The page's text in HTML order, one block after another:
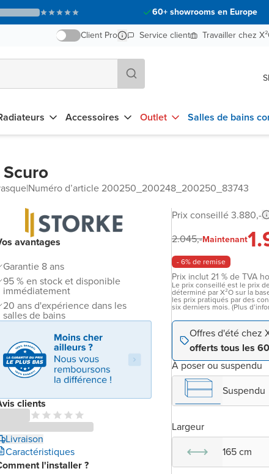
60+ showrooms en Europe
Client Pro
Service client Travailler chez
Accessoires Outlet Salles de bains
|Numéro d’article 200250_200248_200250_83743
avantages
Garantie 8 ans
95 % en stock et disponible
immédiatement
20 ans d'expérience dans les
salles de bains
clients
Livraison
Caractéristiques
l'installer ?
Prix conseillé 3.880,-
2.045,-Maintenant
- 6% de remise
Prix inclut 21 % de TVA
Le prix conseillé est le prix
déterminé par X²O sur la
les prix pratiqués par des
six derniers mois. (Plus
Offres d'été chez
offerts tous les
À poser ou suspendu
Suspendu
Largeur
165 cm